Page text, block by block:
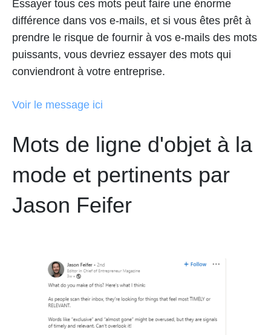
Essayer tous ces mots peut faire une énorme
différence dans vos e-mails, et si vous êtes prêt à
prendre le risque de fournir à vos e-mails des mots
puissants, vous devriez essayer des mots qui
conviendront à votre entreprise.
Voir le message ici
Mots de ligne d'objet à la
mode et pertinents par
Jason Feifer